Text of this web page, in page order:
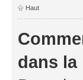
Haut
dans